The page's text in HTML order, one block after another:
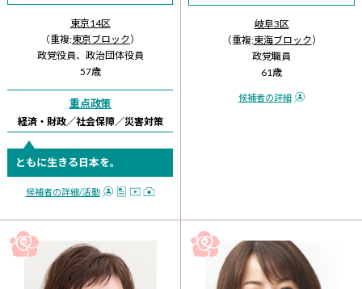
東京14区
（重複:東京ブロック）
政党役員、政治団体役員
57歳
重点政策
経済・財政／社会保障／災害対策
ともに生きる日本を。
候補者の詳細/活動
岐阜3区
（重複:東海ブロック）
政党職員
61歳
候補者の詳細